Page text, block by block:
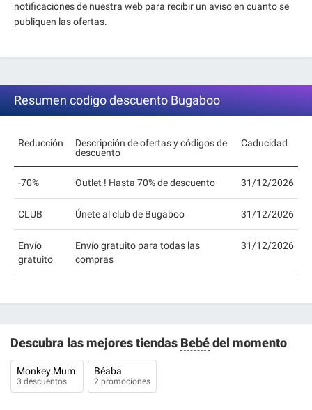
notificaciones de nuestra web para recibir un aviso en cuanto se
publiquen las ofertas.
Resumen codigo descuento Bugaboo
Reducción
Descripción de ofertas y códigos de
descuento
Caducidad
-70% Outlet ! Hasta 70% de descuento 31/12/2026
CLUB Únete al club de Bugaboo 31/12/2026
Envío
gratuito
Envío gratuito para todas las
compras
31/12/2026
Descubra las mejores tiendas Bebédel momento
Monkey Mum
3 descuentos
Béaba
2 promociones